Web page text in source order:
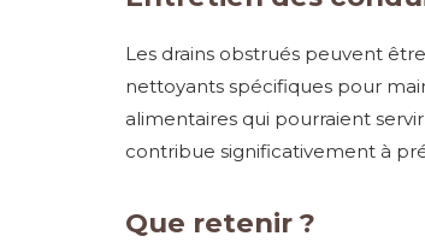
Les drains obstrués peuvent
nettoyants spécifiques pour
alimentaires qui pourraient
contribue significativement à
Que retenir ?